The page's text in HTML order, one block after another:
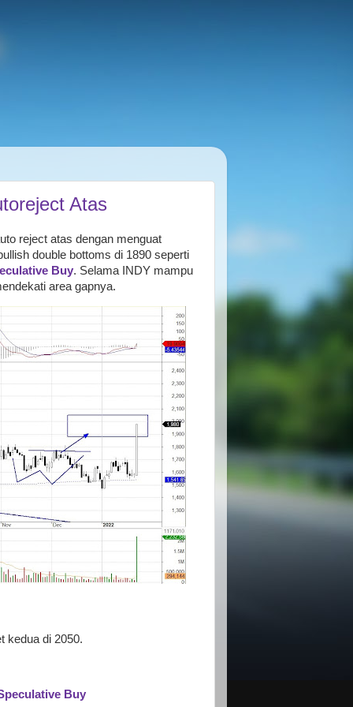
Atas
reject atas dengan menguat
double bottoms di 1890 seperti
Buy. Selama INDY mampu
area gapnya.
kedua di 2050.
Buy